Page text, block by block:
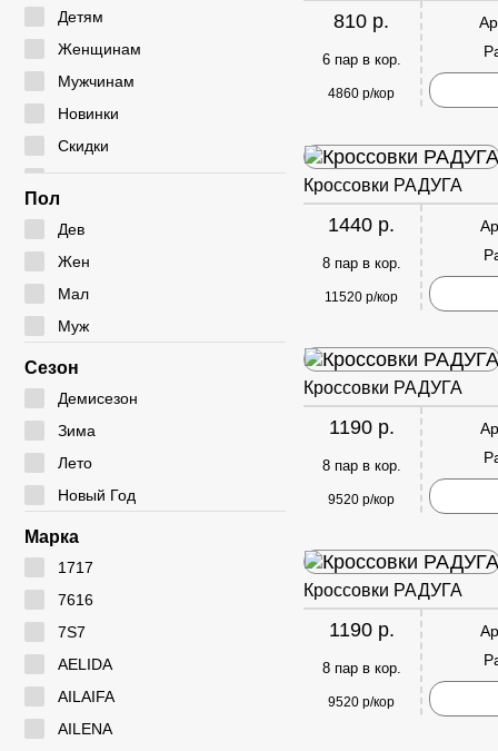
Сабо
Сандалии
Детям
Женщинам
Мужчинам
Новинки
Скидки
Сумки
Пол
Дев
Жен
Мал
Муж
Сезон
Демисезон
Зима
Лето
Новый Год
Марка
1717
7616
7S7
AELIDA
AILAIFA
AILENA
810 р.
6 пар в кор.
4860 р/кор
Кроссовки РАДУГА
1440 р.
8 пар в кор.
11520 р/кор
Кроссовки РАДУГА
1190 р.
8 пар в кор.
9520 р/кор
Кроссовки РАДУГА
1190 р.
8 пар в кор.
9520 р/кор